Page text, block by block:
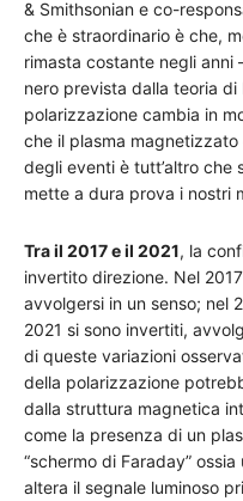
& Smithsonian e co-
che è straordinario è che,
rimasta costante negli anni
nero prevista dalla teoria
polarizzazione cambia in
che il plasma
degli eventi è tutt’altro che
mette a dura prova i nostri
Tra il 2017 e il 2021, la
invertito direzione. Nel
avvolgersi in un senso; nel
2021 si sono invertiti,
di queste variazioni
della polarizzazione
dalla struttura magnetica
come la presenza di un
“schermo di Faraday”
altera il segnale luminoso